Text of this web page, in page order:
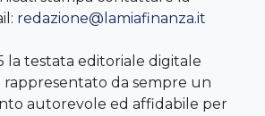
redazione@lamiafinanza.it
la testata editoriale digitale
rappresentato da sempre un
autorevole ed affidabile per